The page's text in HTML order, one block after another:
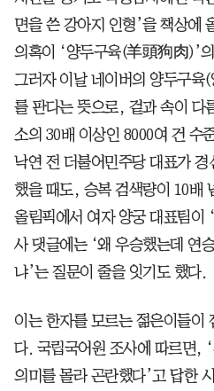
면을 쓴 강아지 인형’을 책상에
의혹이 ‘양두구육(羊頭狗肉)’
그러자 이날 네이버의 양두구육(
를 판다는 뜻으로, 겉과 속이 다
소의 30배 이상인 8000여 건 수
낙연 전 더불어민주당 대표가
했을 때도, 승복 검색량이 10배
올림픽에서 여자 양궁 대표팀이
사 댓글에는 ‘왜 우승했는데 연
냐’는 질문이 줄을 잇기도 했다.
이는 한자를 모르는 젊은이들이
다. 국립국어원 조사에 따르면,
의미를 몰라 곤란했다’고 답한